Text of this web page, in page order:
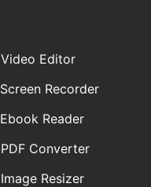
Video Editor
Screen Recorder
Ebook Reader
PDF Converter
Image Resizer